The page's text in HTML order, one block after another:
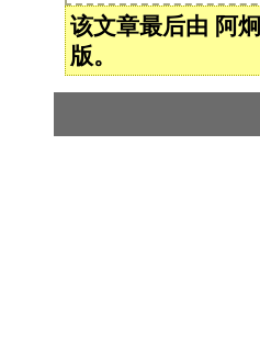
该文章最后由 阿
版。